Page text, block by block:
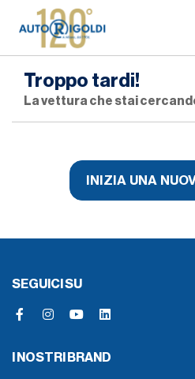
Troppo tardi!
La vettura che stai
INIZIA UNA
SEGUICI SU
I NOSTRI BRAND